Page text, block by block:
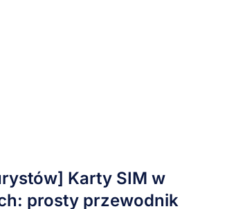
Karty SIM w
prosty przewodnik